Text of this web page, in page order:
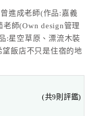
進成老師(作品:嘉義
師(Own design管理
:星空草原、漂流木裝
飯店不只是住宿的地
的用心。
(共9則評鑑)